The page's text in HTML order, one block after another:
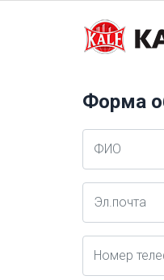
Форма
Ad
Soyad
E-
Posta
Telefon